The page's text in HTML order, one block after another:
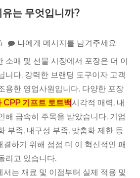
는 무엇입니까?
나에게 메시지를 남겨주세요
소매 및 선물 시장에서 포장은 더 이
니다. 강력한 브랜딩 도구이자 고객
용한 영업사원입니다. 다양한 포장
CPP 기프트 토트백시각적 매력, 내
해 급속히 주목을 받았습니다. 기업
부족, 내구성 부족, 맞춤화 제한 등
하기 위해 점점 더 이 혁신적인 패
리고 있습니다.
는 재료 및 이점부터 실제 적용 및